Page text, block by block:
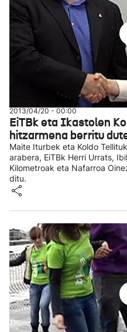
2013/04/20 - 00:00
EiTBk eta Ikastolen
hitzarmena berritu
Maite Iturbek eta Koldo
arabera, EiTBk Herri Urrats,
Kilometroak eta Nafarroa
ditu.